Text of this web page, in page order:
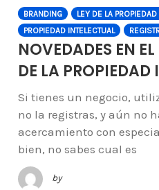
BRANDING LEY DE LA
PROPIEDAD INTELECTUAL
NOVEDADES EN
DE LA PROPIEDAD
Si tienes un negocio,
no la registras, y aún no
acercamiento con
bien, no sabes cual es
by